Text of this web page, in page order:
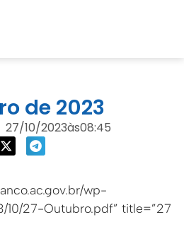
de 2023
27/10/2023às08:45
wp-
27-Outubro.pdf” title=”27